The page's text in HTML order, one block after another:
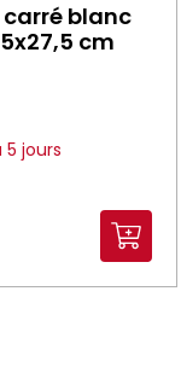
blanc
cm
5 jours